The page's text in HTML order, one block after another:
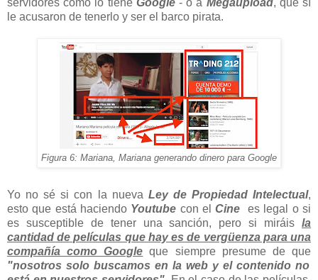
servidores como lo tiene Google- o a Megaupload, que sí
le acusaron de tenerlo y ser el barco pirata.
Figura 6: Mariana, Mariana generando dinero para Google
Yo no sé si con la nueva Ley de Propiedad Intelectual,
esto que está haciendo Youtube con elCine es legal o si
es susceptible de tener una sanción, pero si miráis la
cantidad de películas que hay es de vergüenza para una
compañía como Google que siempre presume de que
"nosotros solo buscamos en la web y el contenido no